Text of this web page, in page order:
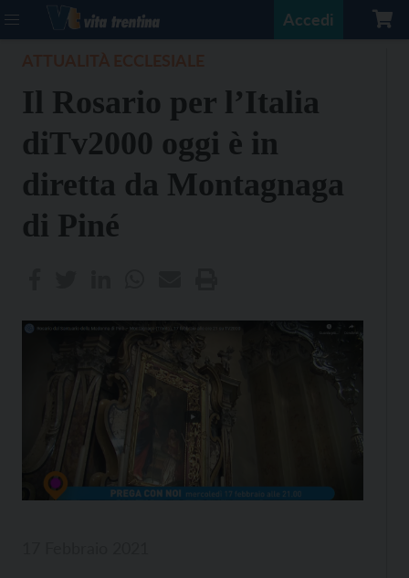
Accedi
Il Rosario per l’Italia
diTv2000 oggi è in
diretta da Montagnaga
di Piné